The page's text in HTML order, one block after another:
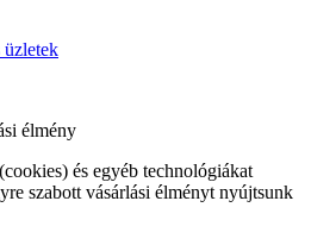
üzletek
élmény
és egyéb technológiákat
szabott vásárlási élményt nyújtsunk